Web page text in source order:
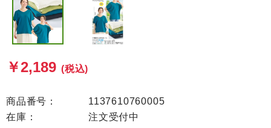
￥2,189 (税込)
商品番号：
1137610760005
在庫：
注文受付中